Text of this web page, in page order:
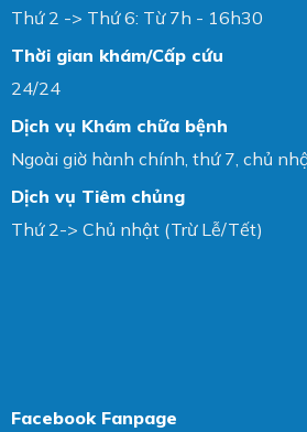
Thứ 2 -> Thứ 6: Từ 7h - 16h30
Thời gian khám/Cấp cứu
24/24
Dịch vụ Khám chữa bệnh
Ngoài giờ hành chính, thứ 7, chủ
Dịch vụ Tiêm chủng
Thứ 2-> Chủ nhật (Trừ Lễ/Tết)
Facebook Fanpage